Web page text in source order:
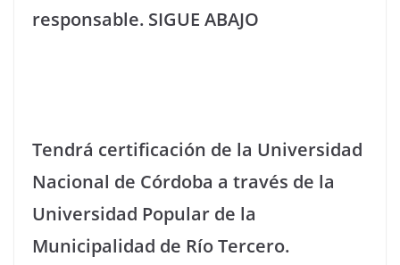
responsable. SIGUE ABAJO
Tendrá certificación de la Universidad
Nacional de Córdoba a través de la
Universidad Popular de la
Municipalidad de Río Tercero.